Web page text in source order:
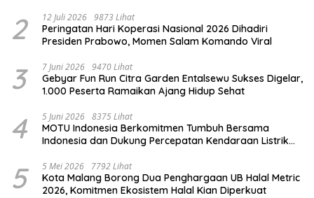
2 12 Juli 2026 9873 Lihat
Peringatan Hari Koperasi Nasional 2026 Dihadiri
Presiden Prabowo, Momen Salam Komando Viral
3 7 Juni 2026 9470 Lihat
Gebyar Fun Run Citra Garden Entalsewu Sukses Digelar,
1.000 Peserta Ramaikan Ajang Hidup Sehat
4 5 Juni 2026 8375 Lihat
MOTU Indonesia Berkomitmen Tumbuh Bersama
Indonesia dan Dukung Percepatan Kendaraan Listrik
5 5 Mei 2026 7792 Lihat
Kota Malang Borong Dua Penghargaan UB Halal Metric
2026, Komitmen Ekosistem Halal Kian Diperkuat